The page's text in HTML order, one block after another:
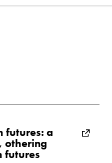
futures: a
othering
futures